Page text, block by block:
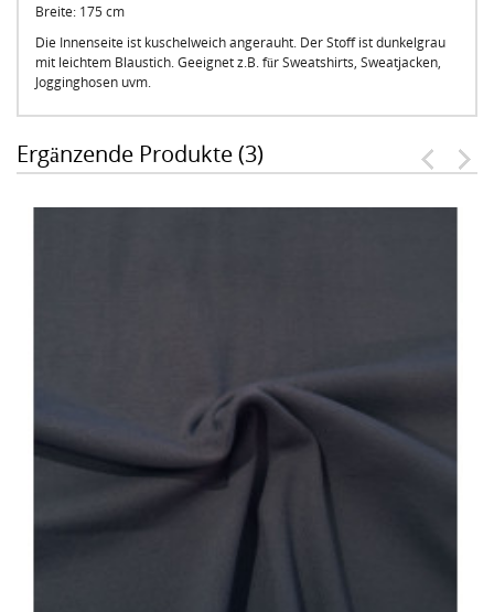
Breite: 175 cm
Die Innenseite ist kuschelweich angerauht. Der Stoff ist dunkelgrau
mit leichtem Blaustich. Geeignet z.B. für Sweatshirts, Sweatjacken,
Jogginghosen uvm.
Ergänzende Produkte (3)